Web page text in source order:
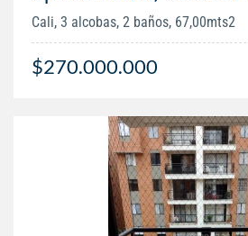
Cali, 3 alcobas, 2 baños, 67,00mts2
$270.000.000